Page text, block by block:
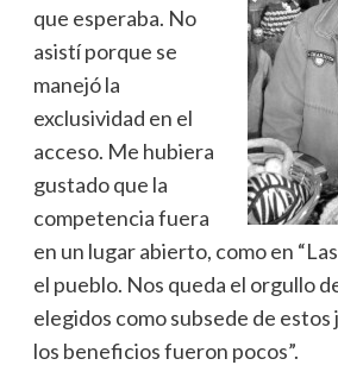
que esperaba. No
asistí porque se
manejó la
exclusividad en el
acceso. Me hubiera
gustado que la
competencia fuera
en un lugar abierto, como en
el pueblo. Nos queda el orgullo
elegidos como subsede de
los beneficios fueron pocos”.